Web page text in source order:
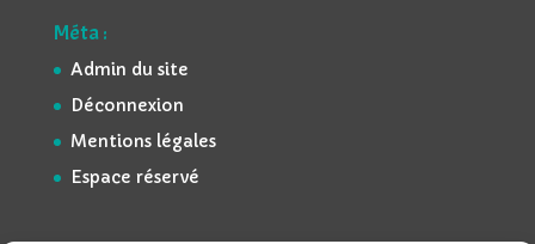
Méta :
Admin du site
Déconnexion
Mentions légales
Espace réservé